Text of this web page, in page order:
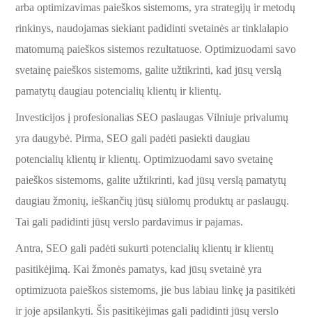
arba optimizavimas paieškos sistemoms, yra strategijų ir metodų
rinkinys, naudojamas siekiant padidinti svetainės ar tinklalapio
matomumą paieškos sistemos rezultatuose. Optimizuodami savo
svetainę paieškos sistemoms, galite užtikrinti, kad jūsų verslą
pamatytų daugiau potencialių klientų ir klientų.
Investicijos į profesionalias SEO paslaugas Vilniuje privalumų
yra daugybė. Pirma, SEO gali padėti pasiekti daugiau
potencialių klientų ir klientų. Optimizuodami savo svetainę
paieškos sistemoms, galite užtikrinti, kad jūsų verslą pamatytų
daugiau žmonių, ieškančių jūsų siūlomų produktų ar paslaugų.
Tai gali padidinti jūsų verslo pardavimus ir pajamas.
Antra, SEO gali padėti sukurti potencialių klientų ir klientų
pasitikėjimą. Kai žmonės pamatys, kad jūsų svetainė yra
optimizuota paieškos sistemoms, jie bus labiau linkę ja pasitikėti
ir joje apsilankyti. Šis pasitikėjimas gali padidinti jūsų verslo